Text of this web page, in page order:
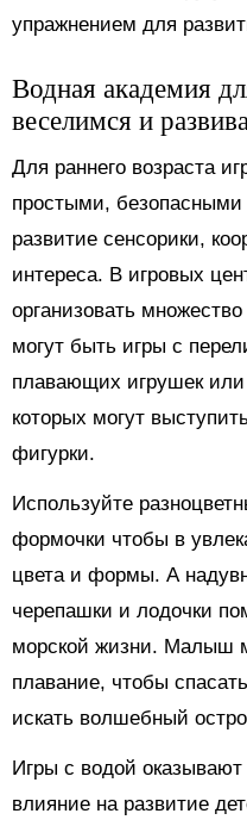
упражнением для
Водная академия
веселимся и
Для раннего возраста
простыми,
развитие сенсорики,
интереса. В игровых
организовать
могут быть игры с
плавающих игрушек
которых могут
фигурки.
Используйте
формочки чтобы в
цвета и формы. А
черепашки и лодочки
морской жизни. Малыш
плавание, чтобы
искать волшебный
Игры с водой оказывают
влияние на развитие